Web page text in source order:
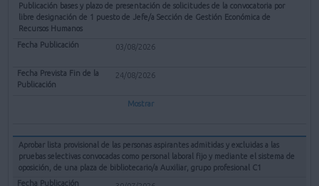
Publicación bases y plazo de presentación de solicitudes de la convocatoria por
libre designación de 1 puesto de Jefe/a Sección de Gestión Económica de
Recursos Humanos
03/08/2026
24/08/2026
Mostrar
Aprobar lista provisional de las personas aspirantes admitidas y excluidas a las
pruebas selectivas convocadas como personal laboral fijo y mediante el sistema de
oposición, de una plaza de bibliotecario/a Auxiliar, grupo profesional C1